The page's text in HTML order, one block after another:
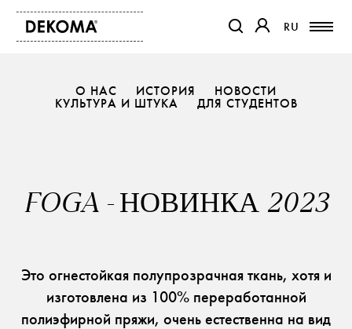
RU
RU
ПРОДУКТЫ
ПРОЕКТЫ
О НАС ИСТОРИЯ
НОВОСТИ
КУЛЬТУРА И ШТУКА
ДЛЯ СТУДЕНТОВ
FOGA - НОВИНКА 2023
Это огнестойкая полупрозрачная ткань, хотя и
изготовлена из 100% переработанной
полиэфирной пряжи, очень естественна на вид